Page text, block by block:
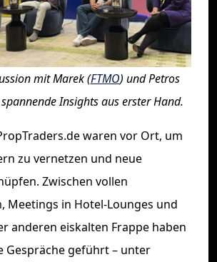
mit Marek (FTMO) und Petros
Insights aus erster Hand.
waren vor Ort, um
zu vernetzen und neue
Zwischen vollen
Meetings in Hotel-Lounges und
anderen eiskalten Frappe haben
Gespräche geführt – unter